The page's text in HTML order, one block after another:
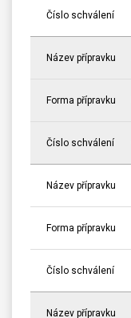
Číslo schválení
Název přípravku
Forma přípravku
Číslo schválení
Název přípravku
Forma přípravku
Číslo schválení
Název přípravku